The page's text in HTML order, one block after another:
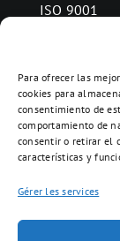
Para ofrecer las
cookies para
consentimiento de
comportamiento de
consentir o retirar el
características y
Gérer les services
ISO 9001
CONTACT
Ctra.
08280
938 69 82